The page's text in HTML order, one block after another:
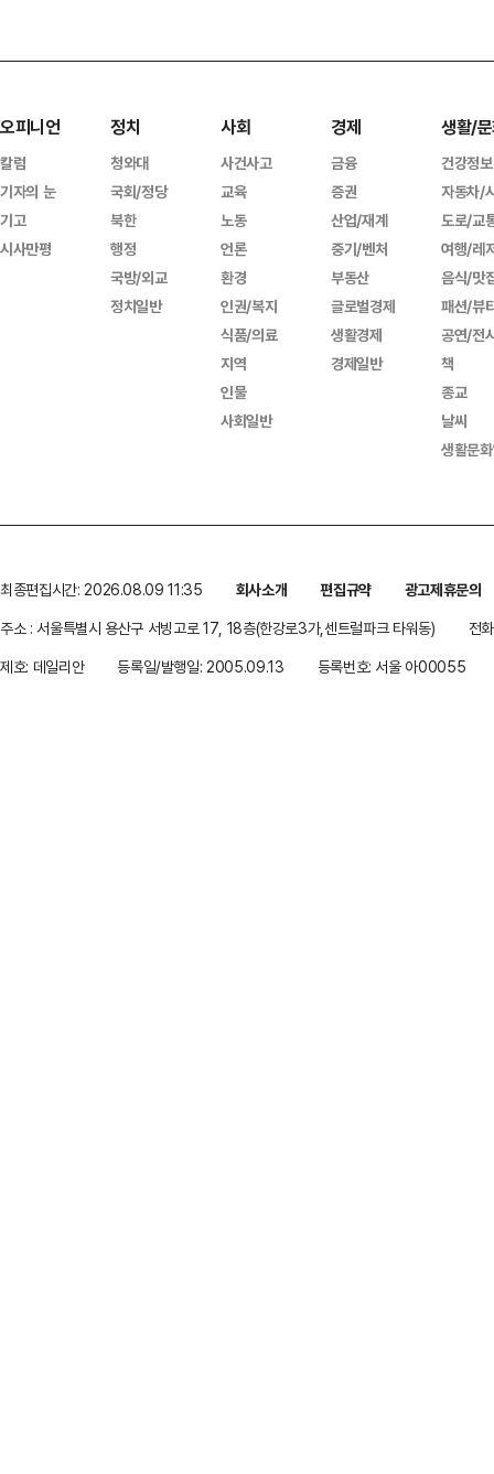
오피니언
칼럼
기자의 눈
기고
시사만평
정치
청와대
국회/정당
북한
행정
국방/외교
정치일반
사회
사건사고
교육
노동
언론
환경
인권/복지
식품/의료
지역
인물
사회일반
경제
금융
증권
산업/재계
중기/벤처
부동산
글로벌경제
생활경제
경제일반
생활/
건강정보
자동차/
도로/교
여행/레
음식/맛
패션/뷰
공연/전
책
종교
날씨
생활문
최종편집시간: 2026.08.09 11:35 회사소개 편집규약
광고제휴문의
주소 : 서울특별시 용산구 서빙고로 17, 18층(한강로3가,센트럴파크 타워동)
전
제호: 데일리안
등록일/발행일: 2005.09.13 등록번호: 서울 아00055